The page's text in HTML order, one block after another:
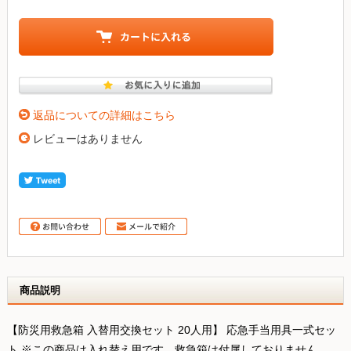
返品についての詳細はこちら
レビューはありません
商品説明
【防災用救急箱 入替用交換セット 20人用】 応急手当用具一式セッ